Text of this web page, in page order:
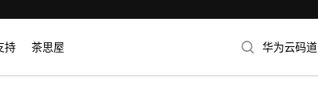
持 茶思屋 华为云码道